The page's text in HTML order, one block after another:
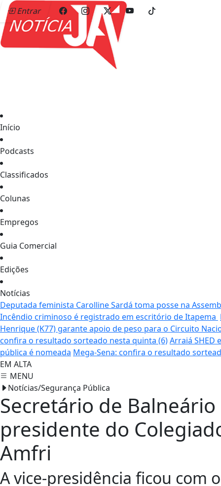
Entrar
Início
Podcasts
Classificados
Colunas
Empregos
Guia Comercial
Edições
Notícias
Deputada feminista Carolline Sardá toma posse na
Incêndio criminoso é registrado em escritório de Itapema
Henrique (K77) garante apoio de peso para o Circuito
confira o resultado sorteado nesta quinta (6)Arraiá SHED
pública é nomeada Mega-Sena: confira o resultado
EM ALTA
MENU
Notícias/Segurança Pública
Secretário de
presidente do
Amfri
A vice-presidência ficou com